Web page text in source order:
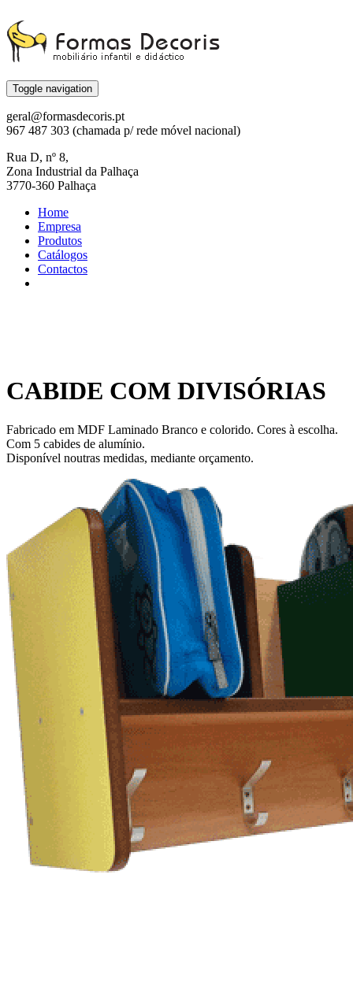
Toggle navigation
geral@formasdecoris.pt
967 487 303 (chamada p/ rede móvel nacional)
Rua D, nº 8,
Zona Industrial da Palhaça
3770-360 Palhaça
Home
Empresa
Produtos
Catálogos
Contactos
CABIDE COM DIVISÓRIAS
Fabricado em MDF Laminado Branco e colorido. Cores à escolha.
Com 5 cabides de alumínio.
Disponível noutras medidas, mediante orçamento.